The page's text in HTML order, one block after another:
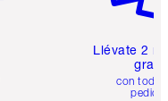
Llévate 2
gratis
con